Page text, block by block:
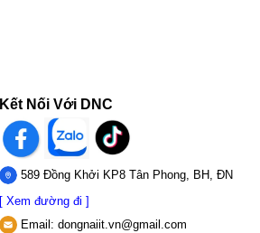
Kết Nối Với DNC
589 Đồng Khởi KP8 Tân Phong, BH, ĐN
[ Xem đường đi ]
Email: dongnaiit.vn@gmail.com